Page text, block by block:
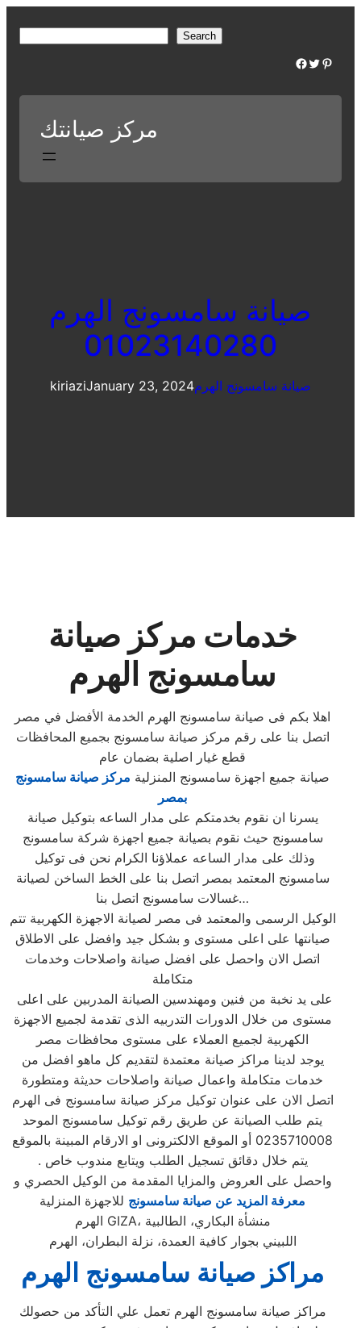
r
Search
Facebook Twitter Pinterest
مركز صيانتك
صيانة سامسونج الهرم
01023140280
kiriaziJanuary 23, 2024صيانة سامسونج الهرم
خدمات مركز صيانة
سامسونج الهرم
اهلا بكم فى صيانة سامسونج الهرم الخدمة الأفضل في مصر
اتصل بنا على رقم مركز صيانة سامسونج بجميع المحافظات
قطع غيار اصلية بضمان عام
صيانة جميع اجهزة سامسونج المنزلية مركز صيانة سامسونج
بمصر
يسرنا ان نقوم بخدمتكم على مدار الساعه بتوكيل صيانة
سامسونج حيث نقوم بصيانة جميع اجهزة شركة سامسونج
سامسونج المعتمد بمصر اتصل بنا على الخط الساخن لصيانة
غسالات سامسونج اتصل بنا…
الوكيل الرسمى والمعتمد فى مصر لصيانة الاجهزة الكهربية تتم
صيانتها على اعلى مستوى و بشكل جيد وافضل على الاطلاق
اتصل الان واحصل على افضل صيانة واصلاحات وخدمات
متكاملة
مستوى من خلال الدورات التدربيه الذى تقدمة لجميع الاجهزة
الكهربية لجميع العملاء على مستوى محافظات مصر
يوجد لدينا مراكز صيانة معتمدة لتقديم كل ماهو افضل من
خدمات متكاملة واعمال صيانة واصلاحات حديثة ومتطورة
اتصل الان على عنوان توكيل مركز صيانة سامسونج فى الهرم
يتم طلب الصيانة عن طريق رقم توكيل سامسونج الموحد
0235710008 أو الموقع الالكترونى او الارقام المبينة بالموقع
. يتم خلال دقائق تسجيل الطلب ويتابع مندوب خاص
واحصل على العروض والمزايا المقدمة من الوكيل الحصري و
معرفة المزيد عن صيانة سامسونج للاجهزة المنزلية
الهرم GIZA، منشأة البكاري، الطالبية
اللبيني بجوار كافية العمدة، نزلة البطران، الهرم
مراكز صيانة سامسونج الهرم
مراكز صيانة سامسونج الهرم تعمل علي التأكد من حصولك